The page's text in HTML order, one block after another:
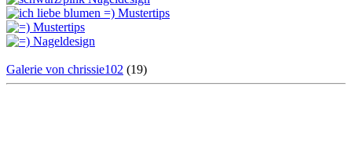
Galerie von chrissie102 (19)